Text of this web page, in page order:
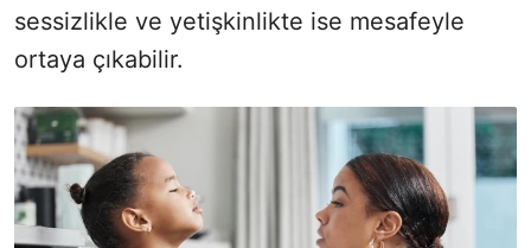
sessizlikle ve yetişkinlikte ise mesafeyle
ortaya çıkabilir.